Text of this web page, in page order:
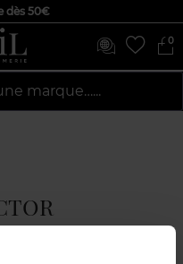
dès 50€
0
marque…...